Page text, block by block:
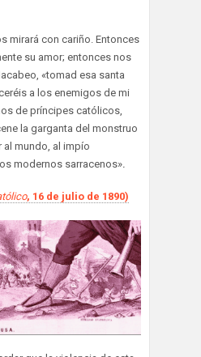
mirará con cariño. Entonces
su amor; entonces nos
«tomad esa santa
a los enemigos de mi
de príncipes católicos,
la garganta del monstruo
al mundo, al impío
modernos sarracenos».
, 16 de julio de 1890)